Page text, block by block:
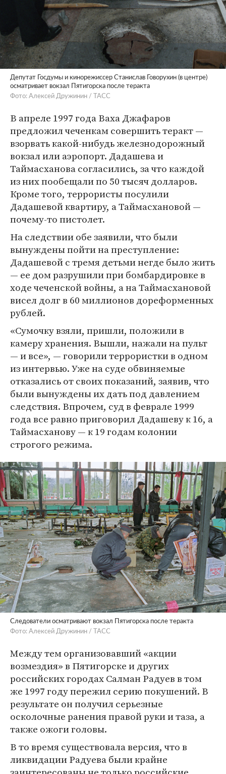
Депутат Госдумы и кинорежиссер Станислав Говорухин (в центре)
осматривает вокзал Пятигорска после теракта
Фото: Алексей Дружинин / ТАСС
В апреле 1997 года Ваха Джафаров
предложил чеченкам совершить теракт —
взорвать какой-нибудь железнодорожный
вокзал или аэропорт. Дадашева и
Таймасханова согласились, за что каждой
из них пообещали по 50 тысяч долларов.
Кроме того, террористы посулили
Дадашевой квартиру, а Таймасхановой —
почему-то пистолет.
На следствии обе заявили, что были
вынуждены пойти на преступление:
Дадашевой с тремя детьми негде было жить
— ее дом разрушили при бомбардировке в
ходе чеченской войны, а на Таймасхановой
висел долг в 60 миллионов дореформенных
рублей.
«Сумочку взяли, пришли, положили в
камеру хранения. Вышли, нажали на пульт
— и все», — говорили террористки в одном
из интервью. Уже на суде обвиняемые
отказались от своих показаний, заявив, что
были вынуждены их дать под давлением
следствия. Впрочем, суд в феврале 1999
года все равно приговорил Дадашеву к 16, а
Таймасханову — к 19 годам колонии
строгого режима.
Следователи осматривают вокзал Пятигорска после теракта
Фото: Алексей Дружинин / ТАСС
Между тем организовавший «акции
возмездия» в Пятигорске и других
российских городах Салман Радуев в том
же 1997 году пережил серию покушений. В
результате он получил серьезные
осколочные ранения правой руки и таза, а
также ожоги головы.
В то время существовала версия, что в
ликвидации Радуева были крайне